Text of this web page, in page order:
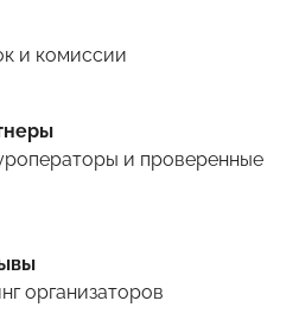
и комиссии
и проверенные
организаторов